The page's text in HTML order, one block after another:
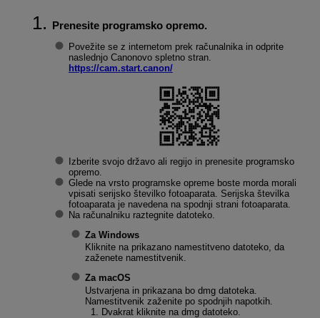
Prenesite programsko opremo.
Povežite se z internetom prek računalnika in odprite
naslednjo Canonovo spletno stran.
https://cam.start.canon/
Izberite svojo državo ali regijo in prenesite programsko
opremo.
Glede na vrsto programske opreme boste morda morali
vpisati serijsko številko fotoaparata. Serijska številka
fotoaparata je navedena na spodnji strani fotoaparata.
Na računalniku raztegnite datoteko.
Za Windows
Kliknite na prikazano namestitveno datoteko, da
zaženete namestitvenik.
Za macOS
Ustvarjena in prikazana bo dmg datoteka.
Namestitvenik zaženite po spodnjih napotkih.
Dvakrat kliknite na dmg datoteko.